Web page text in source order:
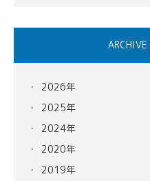
ARCHIVE
2026年
2025年
2024年
2020年
2019年